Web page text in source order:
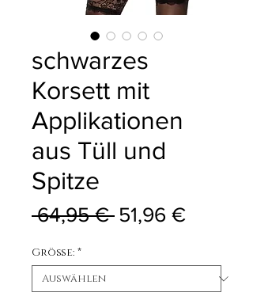
schwarzes
Korsett mit
Applikationen
aus Tüll und
Spitze
64,95 € Standardpreis
51,96 €Sale-
Größe: *